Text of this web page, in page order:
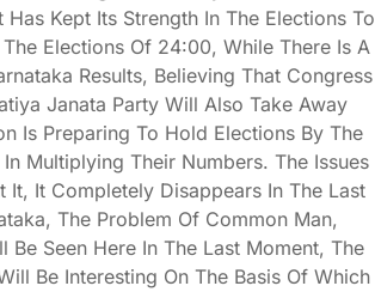
Kept Its Strength In The Elections To
Elections Of 24:00, While There Is A
Results, Believing That Congress
Janata Party Will Also Take Away
Is Preparing To Hold Elections By The
Multiplying Their Numbers. The Issues
It, It Completely Disappears In The Last
The Problem Of Common Man,
Seen Here In The Last Moment, The
Be Interesting On The Basis Of Which